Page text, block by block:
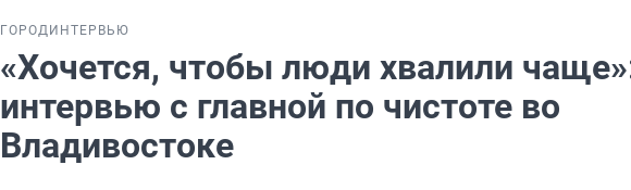
ГОРОД ИНТЕРВЬЮ
«Хочется, чтобы люди хвалили
интервью с главной по чистоте во
Владивостоке